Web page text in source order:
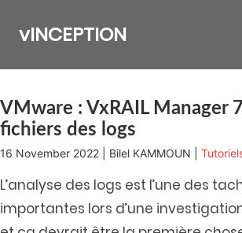
content
vINCEPTION
VMware : VxRAIL Manager
fichiers des logs
16 November 2022 | Bilel KAMMOUN |
L’analyse des logs est l’une des
importantes lors d’une